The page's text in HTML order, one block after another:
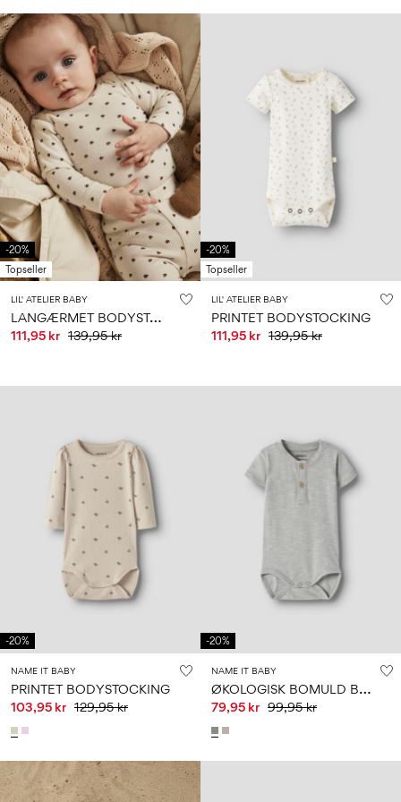
-20%
Topseller
LIL' ATELIER BABY
L
ANGÆRMET BODYSTOCKING
111,95 kr 139,95 kr
-20%
Topseller
LIL' ATELIER BABY
PRINTET BODYSTOCKING
111,95 kr 139,95 kr
-20%
NAME IT BABY
PRINTET BODYSTOCKING
103,95 kr 129,95 kr
-20%
NAME IT BABY
Ø
KOLOGISK BOMULD BODYSTOCKING
79,95 kr 99,95 kr